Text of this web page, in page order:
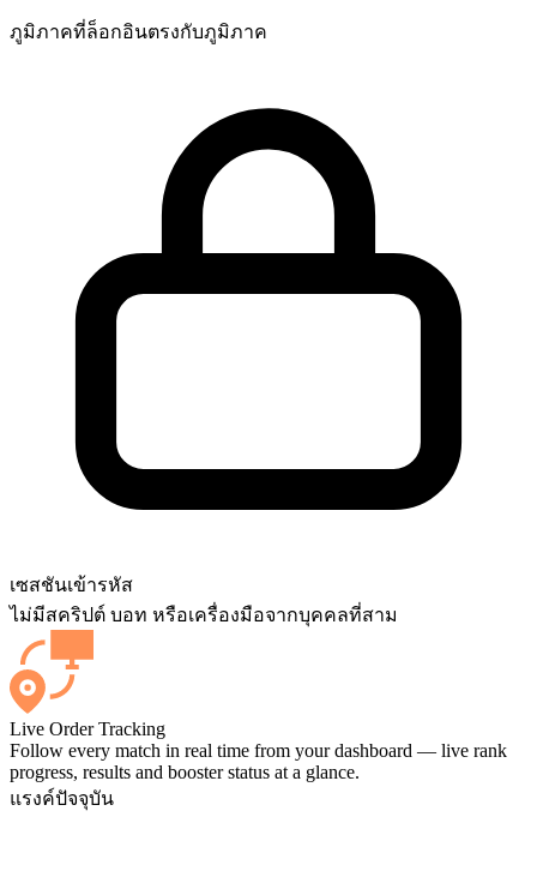
ภูมิภาคที่ล็อกอินตรงกับภูมิภาค
เซสชันเข้ารหัส
ไม่มีสคริปต์ บอท หรือเครื่องมือจากบุคคลที่สาม
Live Order Tracking
Follow every match in real time from your dashboard — live rank
progress, results and booster status at a glance.
แรงค์ปัจจุบัน